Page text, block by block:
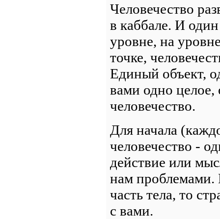
Человечество
в каббале. И
уровне, на
точке,
Единый объект,
вами одно
человечество.
Для начала
человечество -
действие или
нам проблемами.
часть тела, то
с вами.